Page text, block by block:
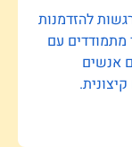
להזדמנות
עם
אנשים